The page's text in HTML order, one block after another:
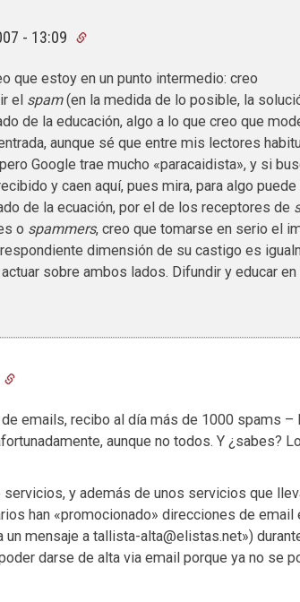
- 13:09
que estoy en un punto intermedio: creo
el spam(en la medida de lo posible, la
de la educación, algo a lo que creo que
aunque sé que entre mis lectores
Google trae mucho «paracaidista», y si
y caen aquí, pues mira, para algo puede
de la ecuación, por el de los receptores de
o spammers, creo que tomarse en serio el
dimensión de su castigo es
sobre ambos lados. Difundir y educar en
emails, recibo al día más de 1000 spams –
aunque no todos. Y ¿sabes?
y además de unos servicios que
han «promocionado» direcciones de email
mensaje a tallista-alta@elistas.net»)
darse de alta via email porque ya no se